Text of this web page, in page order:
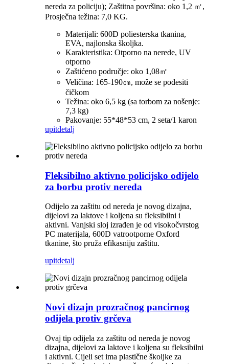
nereda za policiju); Zaštitna površina: oko 1,2 ㎡,
Prosječna težina: 7,0 KG.
Materijali: 600D poliesterska tkanina,
EVA, najlonska školjka.
Karakteristika: Otporno na nerede, UV
otporno
Zaštićeno područje: oko 1,08㎡
Veličina: 165-190㎝, može se podesiti
čičkom
Težina: oko 6,5 kg (sa torbom za nošenje:
7,3 kg)
Pakovanje: 55*48*53 cm, 2 seta/1 karon
upitdetalj
Fleksibilno aktivno policijsko odijelo
za borbu protiv nereda
Odijelo za zaštitu od nereda je novog dizajna,
dijelovi za laktove i koljena su fleksibilni i
aktivni. Vanjski sloj izrađen je od visokočvrstog
PC materijala, 600D vatrootporne Oxford
tkanine, što pruža efikasniju zaštitu.
upitdetalj
Novi dizajn prozračnog pancirnog
odijela protiv grčeva
Ovaj tip odijela za zaštitu od nereda je novog
dizajna, dijelovi za laktove i koljena su fleksibilni
i aktivni. Cijeli set ima plastične školjke za